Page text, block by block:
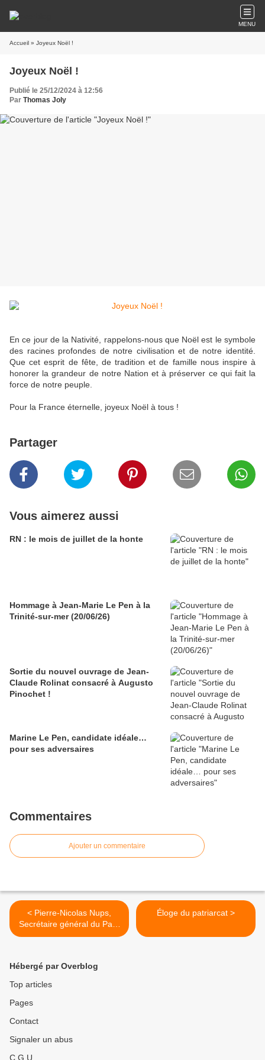
MENU
Accueil » Joyeux Noël !
Joyeux Noël !
Publié le 25/12/2024 à 12:56
Par Thomas Joly
En ce jour de la Nativité, rappelons-nous que Noël est le symbole
des racines profondes de notre civilisation et de notre identité.
Que cet esprit de fête, de tradition et de famille nous inspire à
honorer la grandeur de notre Nation et à préserver ce qui fait la
force de notre peuple.
Pour la France éternelle, joyeux Noël à tous !
Partager
Vous aimerez aussi
RN : le mois de juillet de la honte
Hommage à Jean-Marie Le Pen à la
Trinité-sur-mer (20/06/26)
Sortie du nouvel ouvrage de Jean-
Claude Rolinat consacré à Augusto
Pinochet !
Marine Le Pen, candidate idéale…
pour ses adversaires
Commentaires
Ajouter un commentaire
< Pierre-Nicolas Nups,
Secrétaire général du Parti
de la France, a quelques
Éloge du patriarcat >
Hébergé par Overblog
Top articles
Pages
Contact
Signaler un abus
C.G.U.